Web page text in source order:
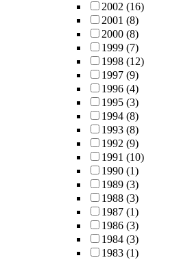
2002 (16)
2001 (8)
2000 (8)
1999 (7)
1998 (12)
1997 (9)
1996 (4)
1995 (3)
1994 (8)
1993 (8)
1992 (9)
1991 (10)
1990 (1)
1989 (3)
1988 (3)
1987 (1)
1986 (3)
1984 (3)
1983 (1)